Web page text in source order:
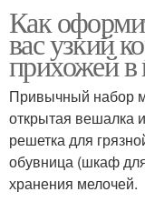
Как
вас узкий
прихожей в
Привычный набор
открытая вешалка
решетка для
обувница (шкаф
хранения мелочей.